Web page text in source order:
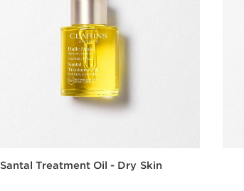
Santal Treatment Oil - Dry Skin